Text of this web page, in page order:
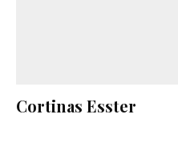
Cortinas Esster